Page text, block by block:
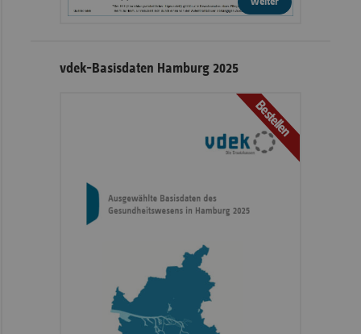
vdek-Basisdaten Hamburg 2025
Bestellen